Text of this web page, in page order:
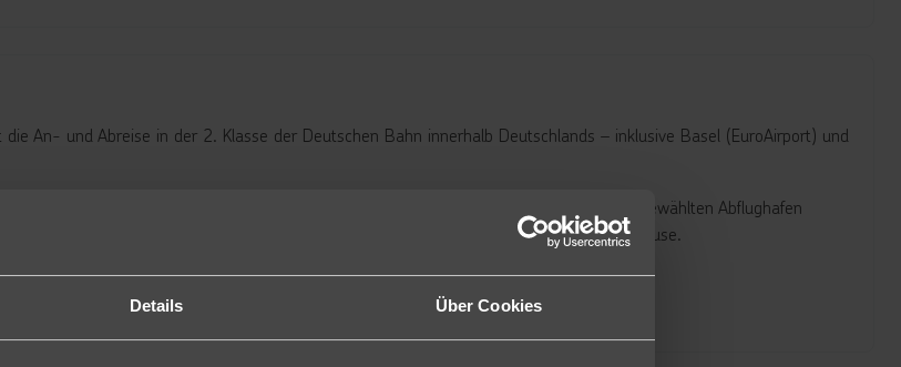
Details Über Cookies
die An- und Abreise in der 2. Klasse der Deutschen Bahn innerhalb Deutschlands – inklusive Basel (EuroAirport) und
(VDV) bietet dir schauinsland-reisen die flexible Möglichkeit, deinen gewählten Abflughafen
entspannt zum Flughafen und nach deinem Rückflug ebenso stressfrei wieder nach Hause.